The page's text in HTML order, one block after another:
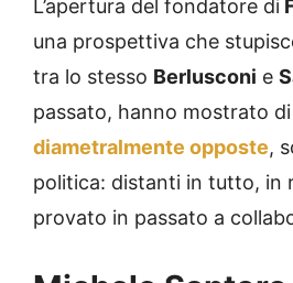
L’apertura del fondatore di
una prospettiva che
tra lo stesso Berlusconi e
passato, hanno mostrato
diametralmente opposte,
politica: distanti in tutto, in
provato in passato a